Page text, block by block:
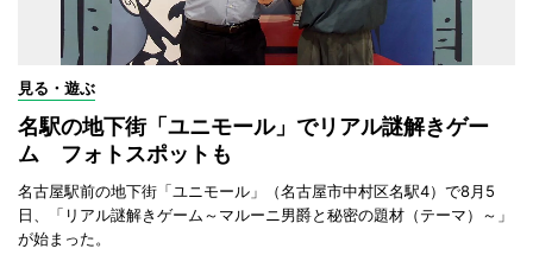
見る・遊ぶ
名駅の地下街「ユニモール」でリアル謎解きゲー
ム フォトスポットも
名古屋駅前の地下街「ユニモール」（名古屋市中村区名駅4）で8月5
日、「リアル謎解きゲーム～マルーニ男爵と秘密の題材（テーマ）～」
が始まった。